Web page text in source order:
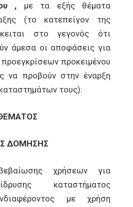
, με τα εξής θέματα
(το κατεπείγον της
στο γεγονός ότι
άμεσα οι αποφάσεις για
προκειμένου
να προβούν στην έναρξη
τους):
ΔΟΜΗΣΗΣ
χρήσεων για
καταστήματος
με χρήση